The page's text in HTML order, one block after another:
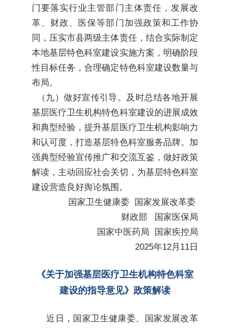
门要落实行业主管部门主体责任，发展改
革、财政、医保等部门加强政策和工作协
同，压实市县两级主体责任，结合实际制定
本地基层特色科室建设实施方案，明确阶段
性目标任务，合理确定特色科室建设数量与
布局。
（九）做好宣传引导。及时总结各地开展
基层医疗卫生机构特色科室建设的进展成效
和典型经验，提升基层医疗卫生机构影响力
和认可度，打造基层特色科室服务品牌。加
强典型经验宣传推广和交流互鉴，做好政策
解读，主动回应社会关切，为基层特色科室
建设营造良好舆论氛围。
国家卫生健康委 国家发展改革委
财政部 国家医保局
国家中医药局 国家疾控局
2025年12月11日
《关于加强基层医疗卫生机构特色科室
建设的指导意见》政策解读
近日，国家卫生健康委、国家发展改革